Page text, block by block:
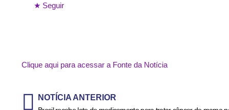
★ Seguir
Clique aqui para acessar a Fonte da Notícia
NOTÍCIA ANTERIOR